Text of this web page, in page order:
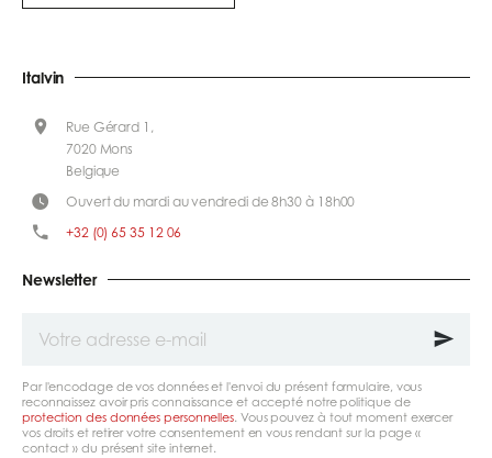
Newsletter
adresse
Par l'encodage de vos données et l'envoi du présent formulaire, vous
reconnaissez avoir pris connaissance et accepté notre politique de
protection des données personnelles. Vous pouvez à tout moment exercer
vos droits et retirer votre consentement en vous rendant sur la page «
contact » du présent site internet.
Italvin
Rue Gérard 1,
7020 Mons
Belgique
Ouvert du mardi au vendredi de 8h30 à 18h00
+32 (0) 65 35 12 06